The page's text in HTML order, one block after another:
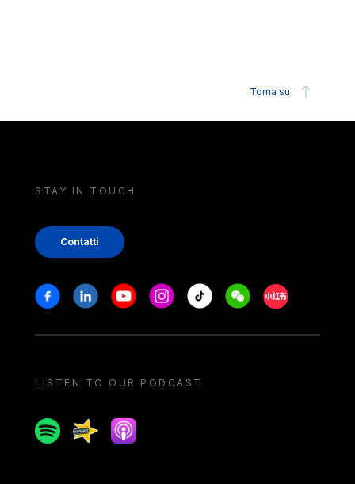
Torna su
STAY IN TOUCH
Contatti
Stay in touch
FacebookLinkedinYoutubeInstagram
Tiktok WeechatXiaohongshu/
LISTEN TO OUR PODCAST
SpotifySpreakerApple podcast